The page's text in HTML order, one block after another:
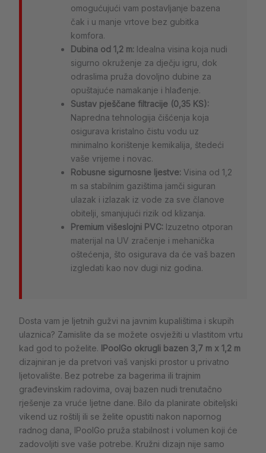
omogućujući vam postavljanje bazena
čak i u manje vrtove bez gubitka
komfora.
Dubina od 1,2 m: Idealna visina koja nudi
sigurno okruženje za dječju igru, dok
odraslima pruža dovoljno dubine za
opuštajuće namakanje i hlađenje.
Sustav pješčane filtracije (0,35 KS):
Napredna tehnologija čišćenja koja
osigurava kristalno čistu vodu uz
minimalno korištenje kemikalija, štedeći
vaše vrijeme i novac.
Robusne sigurnosne ljestve: Visina od 1,2
m sa stabilnim gazištima jamči siguran
ulazak i izlazak iz vode za sve članove
obitelji, smanjujući rizik od klizanja.
Premium višeslojni PVC: Izuzetno otporan
materijal na UV zračenje i mehanička
oštećenja, što osigurava da će vaš bazen
izgledati kao nov dugi niz godina.
Dosta vam je ljetnih gužvi na javnim kupalištima i skupih
ulaznica? Zamislite da se možete osvježiti u vlastitom vrtu
kad god to poželite.
IPoolGo okrugli bazen 3,7 m x 1,2 m
dizajniran je da pretvori vaš vanjski prostor u privatno
ljetovalište. Bez potrebe za bagerima ili trajnim
građevinskim radovima, ovaj bazen nudi trenutačno
rješenje za vruće ljetne dane. Bilo da planirate obiteljski
vikend uz roštilj ili se želite opustiti nakon napornog
radnog dana, IPoolGo pruža stabilnost i volumen koji će
zadovoljiti sve vaše potrebe. Kružni dizajn nije samo